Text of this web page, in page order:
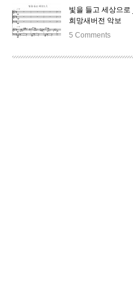
빛을 들고 세상으로 _
희망새버전 악보
5 Comments